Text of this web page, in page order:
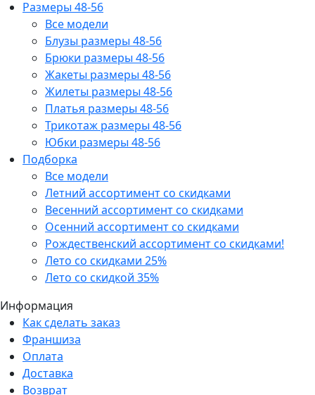
Размеры 48-56
Все модели
Блузы размеры 48-56
Брюки размеры 48-56
Жакеты размеры 48-56
Жилеты размеры 48-56
Платья размеры 48-56
Трикотаж размеры 48-56
Юбки размеры 48-56
Подборка
Все модели
Летний ассортимент со скидками
Весенний ассортимент со скидками
Осенний ассортимент со скидками
Рождественский ассортимент со скидками!
Лето со скидками 25%
Лето со скидкой 35%
Информация
Как сделать заказ
Франшиза
Оплата
Доставка
Возврат